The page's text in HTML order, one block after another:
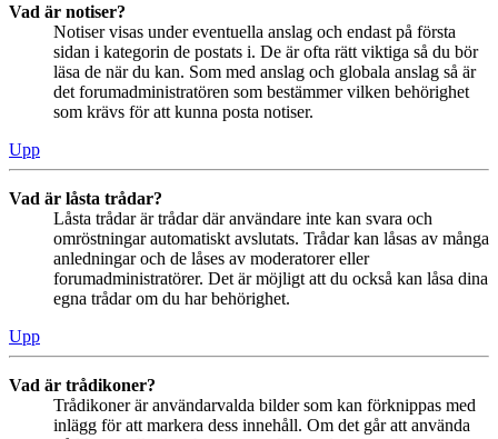
Vad är notiser?
Notiser visas under eventuella anslag och endast på första
sidan i kategorin de postats i. De är ofta rätt viktiga så du bör
läsa de när du kan. Som med anslag och globala anslag så är
det forumadministratören som bestämmer vilken behörighet
som krävs för att kunna posta notiser.
Upp
Vad är låsta trådar?
Låsta trådar är trådar där användare inte kan svara och
omröstningar automatiskt avslutats. Trådar kan låsas av många
anledningar och de låses av moderatorer eller
forumadministratörer. Det är möjligt att du också kan låsa dina
egna trådar om du har behörighet.
Upp
Vad är trådikoner?
Trådikoner är användarvalda bilder som kan förknippas med
inlägg för att markera dess innehåll. Om det går att använda